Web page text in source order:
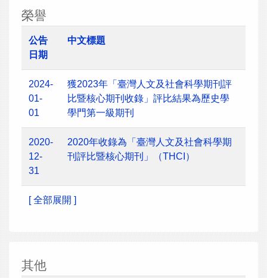
榮譽
公告
日期
中文標題
2024-
01-
01
獲2023年「臺灣人文及社會科學期刊評
比暨核心期刊收錄」評比結果為歷史學
學門第一級期刊
2020-
12-
31
2020年收錄為「臺灣人文及社會科學期
刊評比暨核心期刊」（THCI）
[ 全部展開 ]
其他